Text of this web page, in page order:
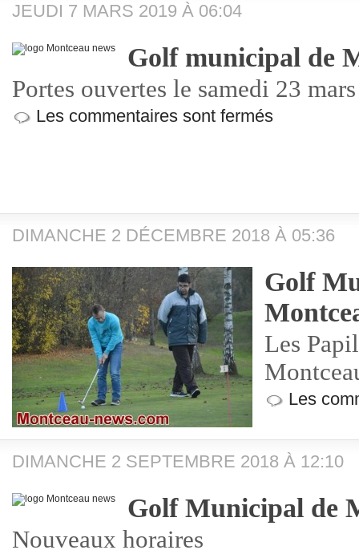
JEUDI 7 MARS 2019 À 06:04
Golf municipal de
Portes ouvertes le samedi 23
Les commentaires sont fermés
DIMANCHE 2 DÉCEMBRE 2018 À 05:36
Golf
Les
Les
DIMANCHE 2 SEPTEMBRE 2018 À 12:10
Golf Municipal de
Nouveaux horaires